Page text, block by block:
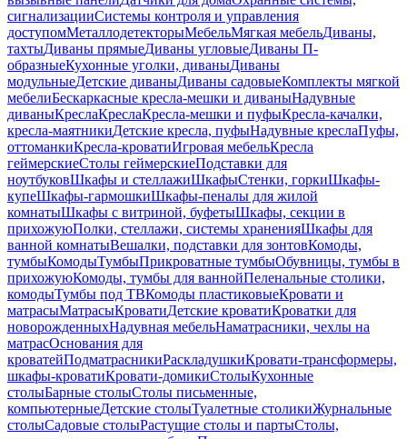
сигнализацииСистемы контроля и управления
доступомМеталлодетекторыМебельМягкая мебельДиваны,
тахтыДиваны прямыеДиваны угловыеДиваны П-
образныеКухонные уголки, диваныДиваны
модульныеДетские диваныДиваны садовыеКомплекты мягкой
мебелиБескаркасные кресла-мешки и диваныНадувные
диваныКреслаКреслаКресла-мешки и пуфыКресла-качалки,
кресла-маятникиДетские кресла, пуфыНадувные креслаПуфы,
оттоманкиКресла-кроватиИгровая мебельКресла
геймерскиеСтолы геймерскиеПодставки для
ноутбуковШкафы и стеллажиШкафыСтенки, горкиШкафы-
купеШкафы-гармошкиШкафы-пеналы для жилой
комнатыШкафы с витриной, буфетыШкафы, секции в
прихожуюПолки, стеллажи, системы храненияШкафы для
ванной комнатыВешалки, подставки для зонтовКомоды,
тумбыКомодыТумбыПрикроватные тумбыОбувницы, тумбы в
прихожуюКомоды, тумбы для ваннойПеленальные столики,
комодыТумбы под ТВКомоды пластиковыеКровати и
матрасыМатрасыКроватиДетские кроватиКроватки для
новорожденныхНадувная мебельНаматрасники, чехлы на
матрасОснования для
кроватейПодматрасникиРаскладушкиКровати-трансформеры,
шкафы-кроватиКровати-домикиСтолыКухонные
столыБарные столыСтолы письменные,
компьютерныеДетские столыТуалетные столикиЖурнальные
столыСадовые столыРастущие столы и партыСтолы,